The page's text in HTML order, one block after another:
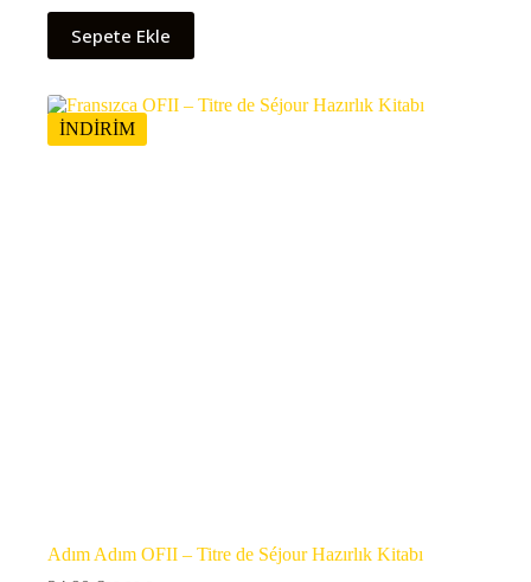
29,90 €.
Sepete Ekle
İNDİRİM
Adım Adım OFII – Titre de Séjour Hazırlık Kitabı